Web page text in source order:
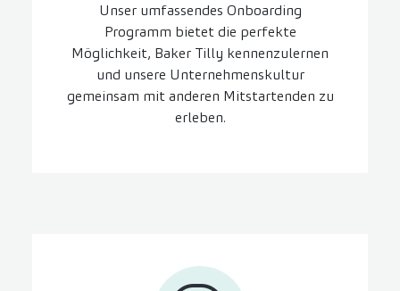
Unser umfassendes Onboarding
Programm bietet die perfekte
Möglichkeit, Baker Tilly kennenzulernen
und unsere Unternehmenskultur
gemeinsam mit anderen Mitstartenden zu
erleben.